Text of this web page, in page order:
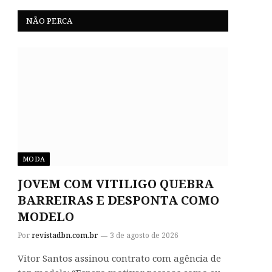
NÃO PERCA
MODA
JOVEM COM VITILIGO QUEBRA
BARREIRAS E DESPONTA COMO
MODELO
Porrevistadbn.com.br 3 de agosto de 2026
Vitor Santos assinou contrato com agência de